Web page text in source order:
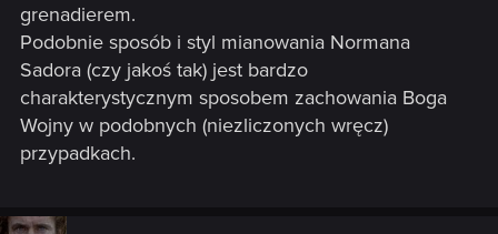
grenadierem.
Podobnie sposób i styl mianowania Normana
Sadora (czy jakoś tak) jest bardzo
charakterystycznym sposobem zachowania Boga
Wojny w podobnych (niezliczonych wręcz)
przypadkach.